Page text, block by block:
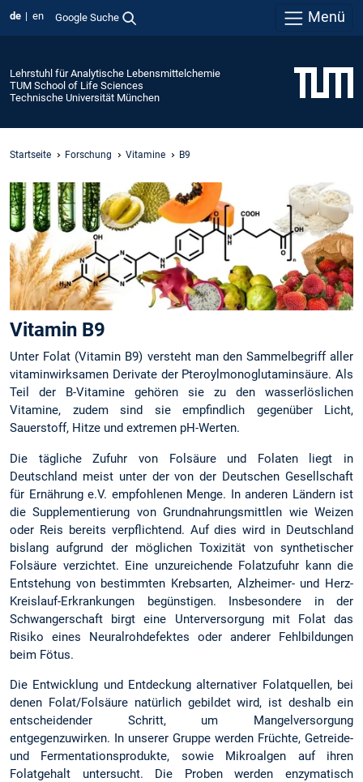
de en Google Suche Menü
Lehrstuhl für Analytische Lebensmittelchemie
TUM School of Life Sciences
Technische Universität München
Startseite Forschung Vitamine B9
Vitamin B9
Unter Folat (Vitamin B9) versteht man den Sammelbegriff aller
vitaminwirksamen Derivate der Pteroylmonoglutaminsäure. Als
Teil der B-Vitamine gehören sie zu den wasserlöslichen
Vitamine, zudem sind sie empfindlich gegenüber Licht,
Sauerstoff, Hitze und extremen pH-Werten.
Die tägliche Zufuhr von Folsäure und Folaten liegt in
Deutschland meist unter der von der Deutschen Gesellschaft
für Ernährung e.V. empfohlenen Menge. In anderen Ländern ist
die Supplementierung von Grundnahrungsmittlen wie Weizen
oder Reis bereits verpflichtend. Auf dies wird in Deutschland
bislang aufgrund der möglichen Toxizität von synthetischer
Folsäure verzichtet. Eine unzureichende Folatzufuhr kann die
Entstehung von bestimmten Krebsarten, Alzheimer- und Herz-
Kreislauf-Erkrankungen begünstigen. Insbesondere in der
Schwangerschaft birgt eine Unterversorgung mit Folat das
Risiko eines Neuralrohdefektes oder anderer Fehlbildungen
beim Fötus.
Die Entwicklung und Entdeckung alternativer Folatquellen, bei
denen Folat/Folsäure natürlich gebildet wird, ist deshalb ein
entscheidender Schritt, um Mangelversorgung
entgegenzuwirken. In unserer Gruppe werden Früchte, Getreide-
und Fermentationsprodukte, sowie Mikroalgen auf ihren
Folatgehalt untersucht. Die Proben werden enzymatisch